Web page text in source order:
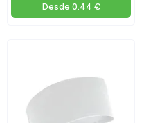
Desde 0.44 €